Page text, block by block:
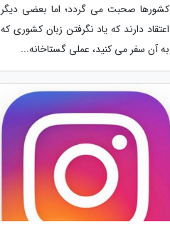
کشورها صحبت می گردد؛ اما بعضی دیگر
اعتقاد دارند که یاد نگرفتن زبان کشوری که
به آن سفر می کنید، عملی گستاخانه...